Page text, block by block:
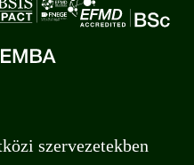
szervezetekben